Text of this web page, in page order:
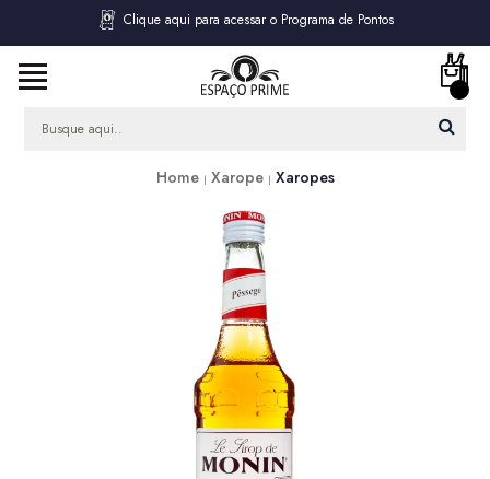
Clique aqui para acessar o Programa de Pontos
Home Xarope Xaropes